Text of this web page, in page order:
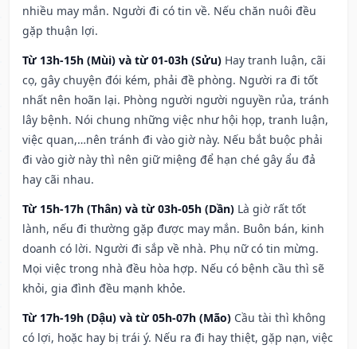
nhiều may mắn. Người đi có tin về. Nếu chăn nuôi đều
gặp thuận lợi.
Từ 13h-15h (Mùi) và từ 01-03h (Sửu) Hay tranh luận, cãi
cọ, gây chuyện đói kém, phải đề phòng. Người ra đi tốt
nhất nên hoãn lại. Phòng người người nguyền rủa, tránh
lây bệnh. Nói chung những việc như hội họp, tranh luận,
việc quan,…nên tránh đi vào giờ này. Nếu bắt buộc phải
đi vào giờ này thì nên giữ miệng để hạn ché gây ẩu đả
hay cãi nhau.
Từ 15h-17h (Thân) và từ 03h-05h (Dần) Là giờ rất tốt
lành, nếu đi thường gặp được may mắn. Buôn bán, kinh
doanh có lời. Người đi sắp về nhà. Phụ nữ có tin mừng.
Mọi việc trong nhà đều hòa hợp. Nếu có bệnh cầu thì sẽ
khỏi, gia đình đều mạnh khỏe.
Từ 17h-19h (Dậu) và từ 05h-07h (Mão) Cầu tài thì không
có lợi, hoặc hay bị trái ý. Nếu ra đi hay thiệt, gặp nạn, việc